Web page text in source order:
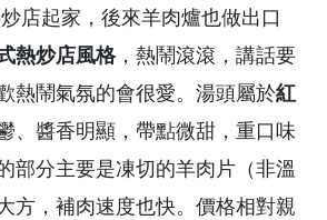
店起家，後來羊肉爐也做出口
熱炒店風格，熱鬧滾滾，講話要
熱鬧氣氛的會很愛。湯頭屬於紅
、醬香明顯，帶點微甜，重口味
部分主要是凍切的羊肉片（非溫
方，補肉速度也快。價格相對親